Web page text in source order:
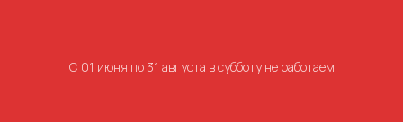
С 01 июня по 31 августа в субботу не работаем